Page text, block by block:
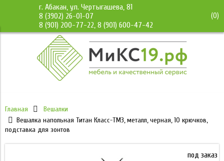
г. Абакан, ул. Чертыгашева, 81
8 (3902) 26-01-07
8 (901) 200-77-22, 8 (901) 600-47-42
(0)
Главная
Вешалки
Вешалка напольная Титан Класс-ТМЗ, металл, черная, 10 крючков,
подставка для зонтов
под заказ